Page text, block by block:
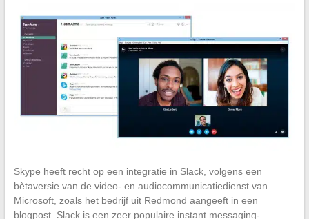
Skype heeft recht op een integratie in Slack, volgens een
bètaversie van de video- en audiocommunicatiedienst van
Microsoft, zoals het bedrijf uit Redmond aangeeft in een
blogpost. Slack is een zeer populaire instant messaging-